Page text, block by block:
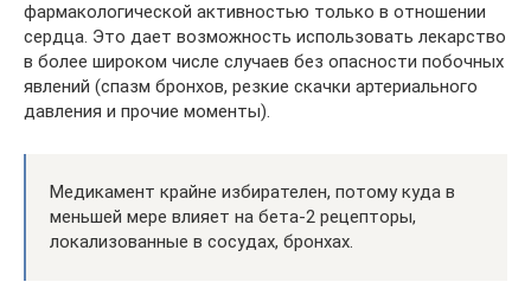
фармакологической активностью только в отношении
сердца. Это дает возможность использовать лекарство
в более широком числе случаев без опасности побочных
явлений (спазм бронхов, резкие скачки артериального
давления и прочие моменты).
Медикамент крайне избирателен, потому куда в
меньшей мере влияет на бета-2 рецепторы,
локализованные в сосудах, бронхах.